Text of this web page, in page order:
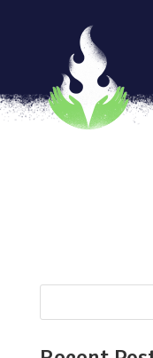
No estamos
porEve Alcalá
Artivismo,Vivas
Vanessa solía